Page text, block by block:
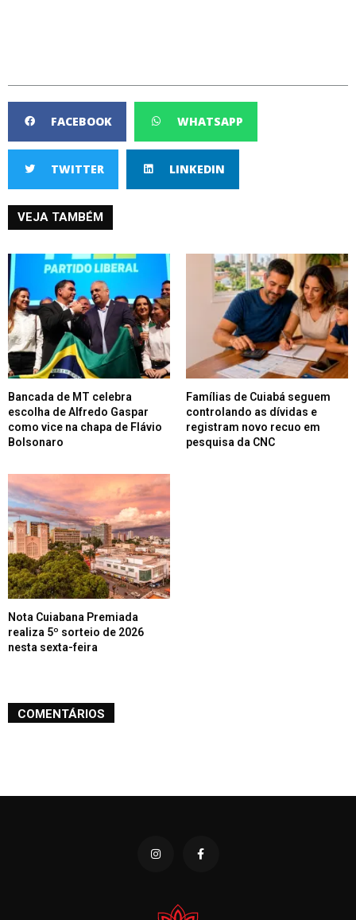
FACEBOOK WHATSAPP
TWITTER LINKEDIN
VEJA TAMBÉM
Bancada de MT celebra
escolha de Alfredo Gaspar
como vice na chapa de Flávio
Bolsonaro
Famílias de Cuiabá seguem
controlando as dívidas e
registram novo recuo em
pesquisa da CNC
Nota Cuiabana Premiada
realiza 5º sorteio de 2026
nesta sexta-feira
COMENTÁRIOS